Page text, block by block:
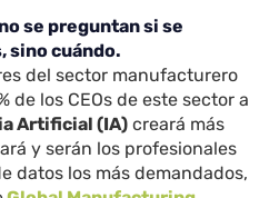
se preguntan si se
sino cuándo.
del sector manufacturero
de los CEOs de este sector a
Artificial (IA) creará más
y serán los profesionales
datos los más demandados,